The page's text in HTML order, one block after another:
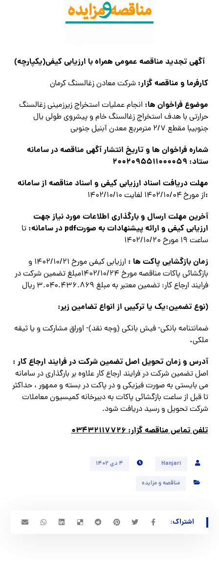
آگهي تجدید مناقصه عمومی همراه با ارزیابی کیفی(یکپارچه)
كارفرما و مناقصه گزار:شركت معادن زغالسنگ كرمان
موضوع فراخوان ها: انجام عملیات استخراج زیرزمینی زغالسنگ
حرارتی با هدف استخراج زغالسنگ خام و پیشروی طولی یال
جنوبیبا مقطع ۲/۷ مترمربع معدن آبنیل جنوبی
شماره فراخوان ها و تاريخ انتشار آگهي مناقصه در سامانه
ستاد: ۲۰۰۲۰۹۵۵۱۱۰۰۰۰۵۹
مهلت دریافت اسناد ارزيابي كيفي و اسناد مناقصه از سامانه
:از مورخ ۱۴۰۲/۱۰/۰۴ لغايت ۱۴۰۲/۱۰/۱۰
آخرين مهلت ارسال و بارگذاري اطلاعات مورد نياز جهت
ارزيابي كيفي و ارائه پیشنهادات به صورتpdf در سامانه:تا
ساعت ۱۹ مورخ ۱۴۰۲/۱۰/۲۰
زمان بازگشایی پاکت ها :
ارزيابي كيفي مورخ ۱۴۰۲/۱۰/۲۱ و
بازگشائي پاكات مناقصه مورخ ۱۴۰۲/۱۰/۲۴مبلغ تضمین شرکت در
فرایند ارجاع کار: تضمین معتبر به مبلغ ۳.۰۴۰.۴۳۶.۸۶۹ ريال
(نوع تضمين:يك يا تركيبي از انواع تضامين زير:
ضمانتنامه بانکی- فیش بانکی (وجه نقد)- اوراق مشارکت و يا ثیقه
ملکی.
آدرس و زمان تحويل اصل تضمين شركت در فرايند ارجاع كار :
اصل تضمين شركت در فرايند ارجاع كار علاوه بر بارگذاري در سامانه
مي بايستي به صورت فيزيكي و در پاكت در بسته و ممهور ، حداكثر
تا قبل از ساعت بازگشائي پاكات به دبيرخانه كميسيون معاملات
شركت تحويل و رسيد دريافت شود.
تلفن تماس مناقصه گزار: ۰۳۴۳۲۱۱۷۷۲۶
Hanjari ۴ دی ۱۴۰۲
مناقصه و مزایده